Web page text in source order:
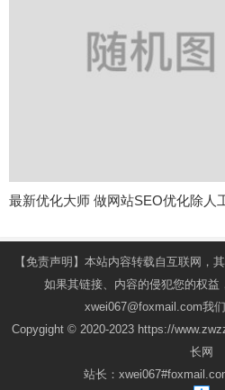
最新优化大师 做网站SEO优化除人
【免责声明】本站内容转载自互联网，
如果其链接、内容的侵犯您的权益
xwei067@foxmail.com我
Copygight © 2020-2023 https://
长网
站长：